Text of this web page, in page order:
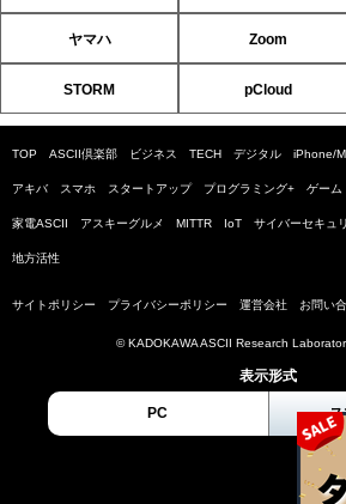
ヤマハ Zoom
STORM pCloud
TOP ASCII倶楽部 ビジネス TECH デジタル iPhone/
アキバ スマホ スタートアップ プログラミング+ ゲーム
家電ASCII アスキーグルメ MITTR IoT サイバーセキュ
地方活性
サイトポリシー プライバシーポリシー 運営会社 お問い
© KADOKAWA ASCII Research
表示形式
PC ス